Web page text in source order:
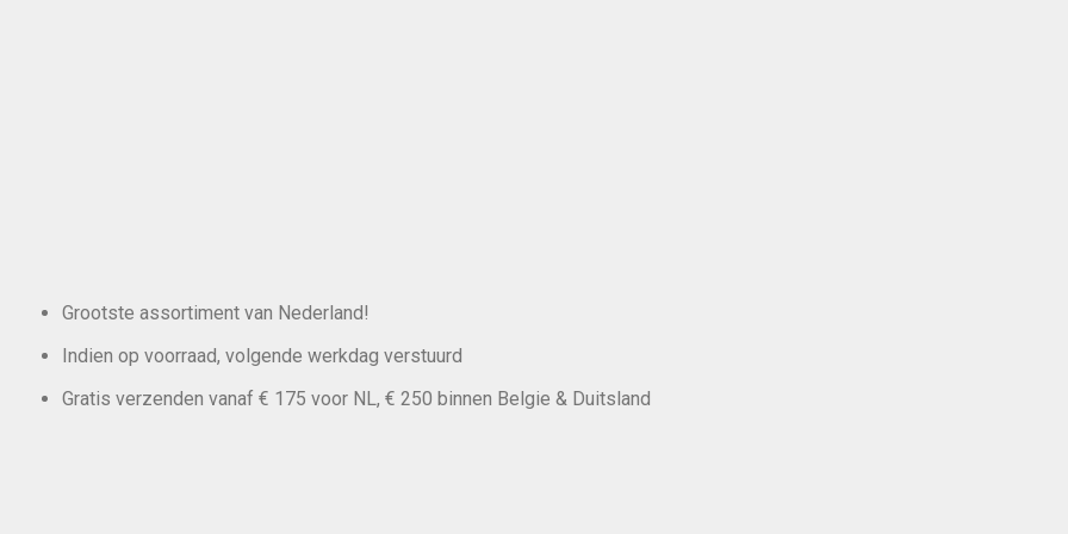
Grootste assortiment van Nederland!
Indien op voorraad, volgende werkdag verstuurd
Gratis verzenden vanaf € 175 voor NL, € 250 binnen Belgie & Duitsland